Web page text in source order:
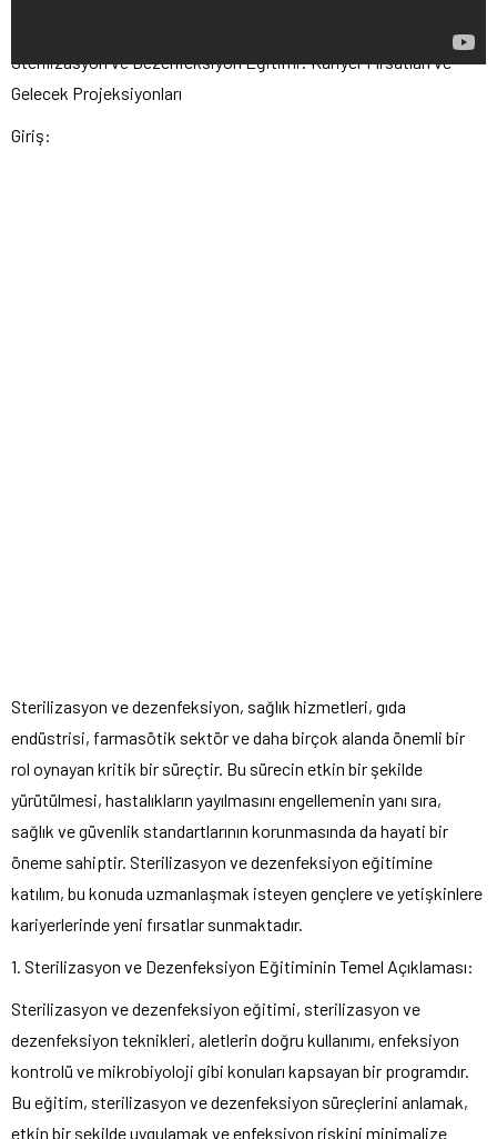
Sterilizasyon ve Dezenfeksiyon Eğitimi: Kariyer Fırsatları ve
Gelecek Projeksiyonları
Giriş:
Sterilizasyon ve dezenfeksiyon, sağlık hizmetleri, gıda
endüstrisi, farmasötik sektör ve daha birçok alanda önemli bir
rol oynayan kritik bir süreçtir. Bu sürecin etkin bir şekilde
yürütülmesi, hastalıkların yayılmasını engellemenin yanı sıra,
sağlık ve güvenlik standartlarının korunmasında da hayati bir
öneme sahiptir. Sterilizasyon ve dezenfeksiyon eğitimine
katılım, bu konuda uzmanlaşmak isteyen gençlere ve yetişkinlere
kariyerlerinde yeni fırsatlar sunmaktadır.
1. Sterilizasyon ve Dezenfeksiyon Eğitiminin Temel Açıklaması:
Sterilizasyon ve dezenfeksiyon eğitimi, sterilizasyon ve
dezenfeksiyon teknikleri, aletlerin doğru kullanımı, enfeksiyon
kontrolü ve mikrobiyoloji gibi konuları kapsayan bir programdır.
Bu eğitim, sterilizasyon ve dezenfeksiyon süreçlerini anlamak,
etkin bir şekilde uygulamak ve enfeksiyon riskini minimalize